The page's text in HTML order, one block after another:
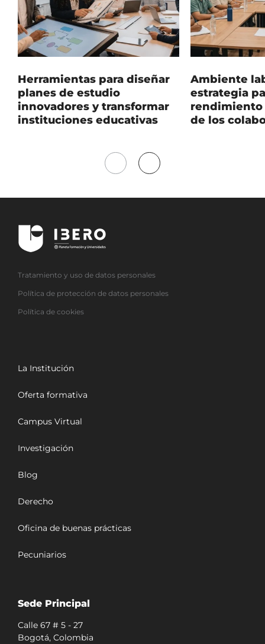
Herramientas para diseñar
planes de estudio
innovadores y transformar
instituciones educativas
Ambiente
estrategia
rendimiento
de los
Mover Mover
Tratamiento y uso de datos personales
Política de protección de datos personales
Política de cookies
La Institución
Oferta formativa
Campus Virtual
Investigación
Blog
Derecho
Oficina de buenas prácticas
Pecuniarios
Sede Principal
Calle 67 # 5 - 27
Bogotá, Colombia